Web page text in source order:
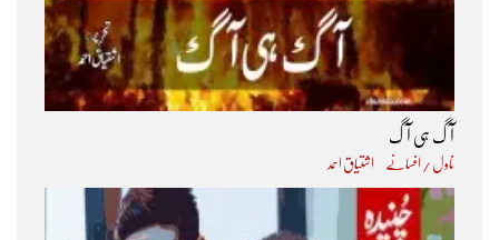
آگ ہی آگ
ناول / افسانے اشتیاق احمد